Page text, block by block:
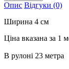
Опис Відгуки (0)
Ширина 4 см
Ціна вказана за 1
В рулонi 23 метра